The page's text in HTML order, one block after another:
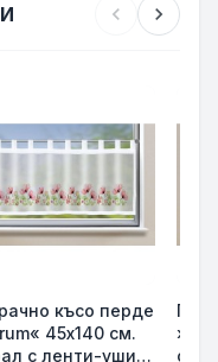
chevron_left chevron_right
късо перде
45х140 см.
с ленти-уши
от